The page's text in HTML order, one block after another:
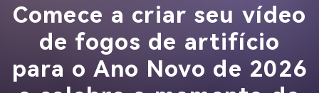
Comece a criar seu vídeo
de fogos de artifício
para o Ano Novo de 2026